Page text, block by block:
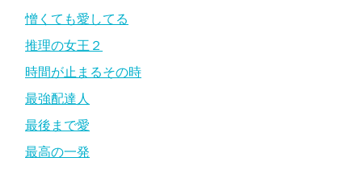
憎くても愛してる
推理の女王２
時間が止まるその時
最強配達人
最後まで愛
最高の一発